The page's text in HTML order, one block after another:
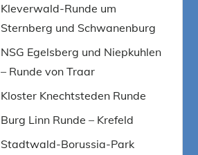
Kleverwald-Runde um
Sternberg und Schwanenburg
NSG Egelsberg und Niepkuhlen
– Runde von Traar
Kloster Knechtsteden Runde
Burg Linn Runde – Krefeld
Stadtwald-Borussia-Park